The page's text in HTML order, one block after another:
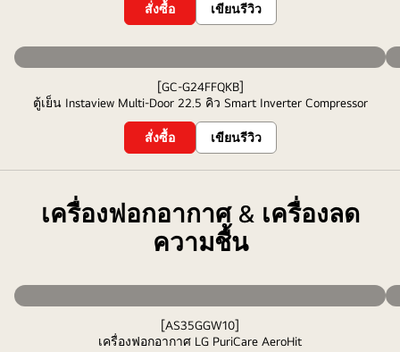
สั่งซื้อ เขียนรีวิว
[GC-G24FFQKB]
ตู้เย็น Instaview Multi-Door 22.5 คิว Smart Inverter Compressor
สั่งซื้อ เขียนรีวิว
เครื่องฟอกอากาศ & เครื่องลด
ความชื้น
[AS35GGW10]
เครื่องฟอกอากาศ LG PuriCare AeroHit